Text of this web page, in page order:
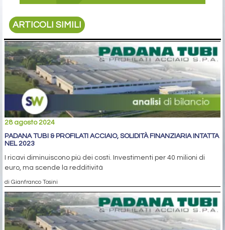
ARTICOLI SIMILI
28 agosto 2024
PADANA TUBI & PROFILATI ACCIAIO, SOLIDITÀ FINANZIARIA INTATTA
NEL 2023
I ricavi diminuiscono più dei costi. Investimenti per 40 milioni di
euro, ma scende la redditività
di Gianfranco Tosini